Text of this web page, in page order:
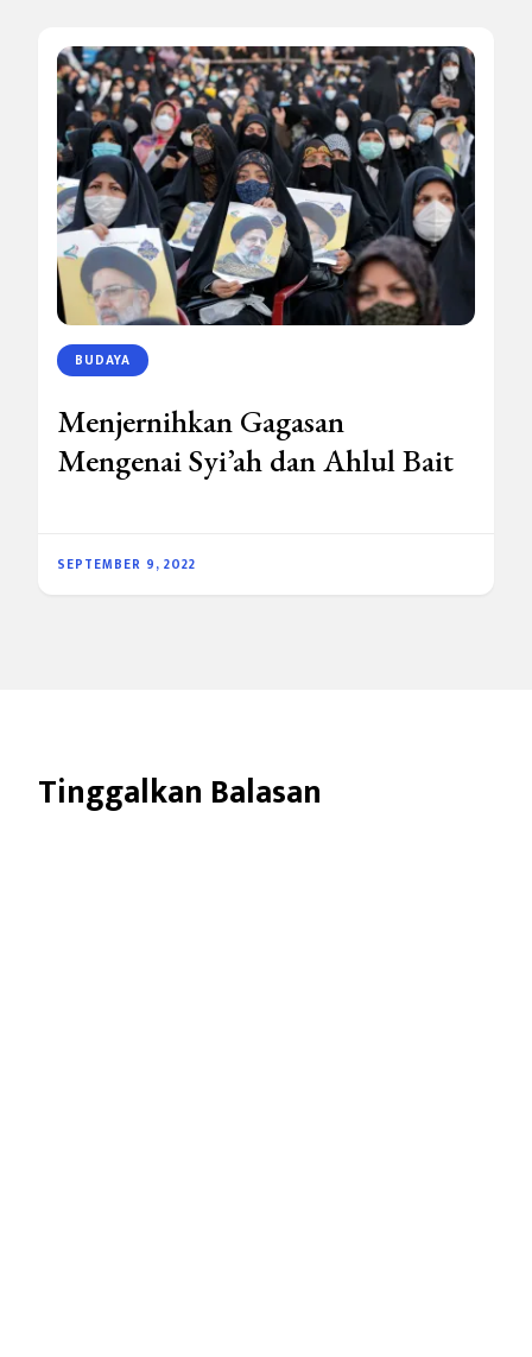
BUDAYA
Menjernihkan Gagasan
Mengenai Syi’ah dan Ahlul Bait
SEPTEMBER 9, 2022
Tinggalkan Balasan